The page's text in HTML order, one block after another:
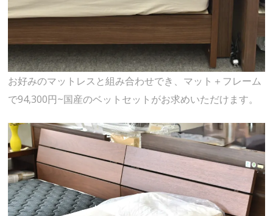
お好みのマットレスと組み合わせでき、マット＋フレーム
で94,300円~国産のベットセットがお求めいただけます。